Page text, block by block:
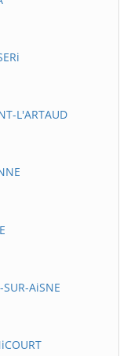
L'ARTAUD
AiSNE